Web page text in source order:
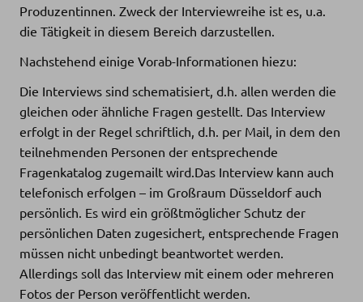
Produzentinnen. Zweck der Interviewreihe ist es, u.a.
die Tätigkeit in diesem Bereich darzustellen.
Nachstehend einige Vorab-Informationen hiezu:
Die Interviews sind schematisiert, d.h. allen werden die
gleichen oder ähnliche Fragen gestellt. Das Interview
erfolgt in der Regel schriftlich, d.h. per Mail, in dem den
teilnehmenden Personen der entsprechende
Fragenkatalog zugemailt wird.Das Interview kann auch
telefonisch erfolgen – im Großraum Düsseldorf auch
persönlich. Es wird ein größtmöglicher Schutz der
persönlichen Daten zugesichert, entsprechende Fragen
müssen nicht unbedingt beantwortet werden.
Allerdings soll das Interview mit einem oder mehreren
Fotos der Person veröffentlicht werden.